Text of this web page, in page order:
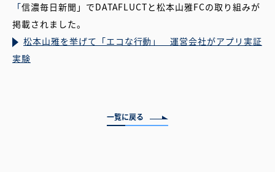
「信濃毎日新聞」でDATAFLUCTと松本山雅FCの取り組みが
掲載されました。
松本山雅を挙げて「エコな行動」 運営会社がアプリ実証
実験
一覧に戻る